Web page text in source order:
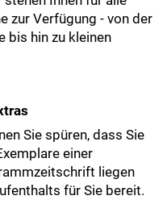
zur Verfügung - von der
bis hin zu kleinen
Sie spüren, dass Sie
einer
liegen
für Sie bereit.